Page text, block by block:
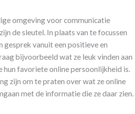
omgeving voor communicatie
de sleutel. In plaats van te focussen
gesprek vanuit een positieve en
bijvoorbeeld wat ze leuk vinden aan
hun favoriete online persoonlijkheid is.
zijn om te praten over wat ze online
met de informatie die ze daar zien.